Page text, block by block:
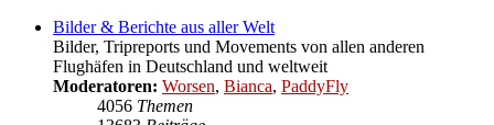
Bilder & Berichte aus aller Welt
Bilder, Tripreports und Movements von allen anderen
Flughäfen in Deutschland und weltweit
Moderatoren: Worsen, Bianca, PaddyFly
4056 Themen